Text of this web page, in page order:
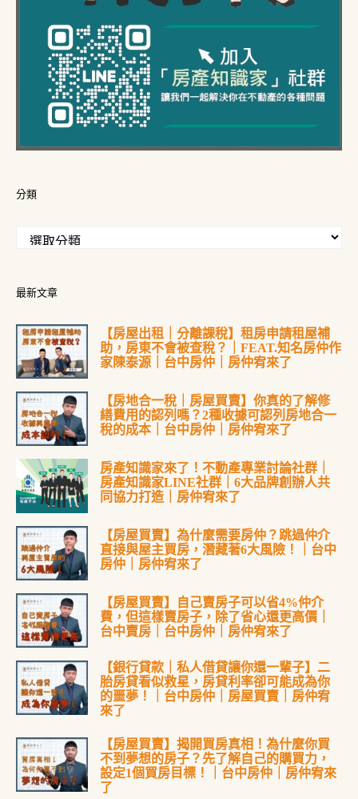
分類
最新文章
【房屋出租｜分離課稅】租房申請租屋補
助，房東不會被查稅？｜FEAT.知名房仲作
家陳泰源｜台中房仲｜房仲宥來了
【房地合一稅｜房屋買賣】你真的了解修
繕費用的認列嗎？2種收據可認列房地合一
稅的成本｜台中房仲｜房仲宥來了
房產知識家來了！不動產專業討論社群｜
房產知識家LINE社群｜6大品牌創辦人共
同協力打造｜房仲宥來了
【房屋買賣】為什麼需要房仲？跳過仲介
直接與屋主買房，潛藏著6大風險！｜台中
房仲｜房仲宥來了
【房屋買賣】自己賣房子可以省4%仲介
費，但這樣賣房子，除了省心還更高價｜
台中賣房｜台中房仲｜房仲宥來了
【銀行貸款｜私人借貸讓你還一輩子】二
胎房貸看似救星，房貸利率卻可能成為你
的噩夢！｜台中房仲｜房屋買賣｜房仲宥
來了
【房屋買賣】揭開買房真相！為什麼你買
不到夢想的房子？先了解自己的購買力，
設定1個買房目標！｜台中房仲｜房仲宥來
了